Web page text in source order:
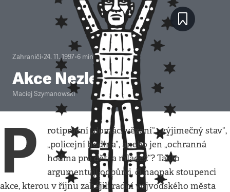
Zahraničí•24. 11. 1997•6 minut
Akce Nezletilec
Maciej Szymanowski
P
rotiprávní „domácí vězení“, „výjimečný stav“,
„policejní hodina“, anebo jen „ochranná
hodina pro děti a mládež“? Takto
argumentují odpůrci, či naopak stoupenci
akce, kterou v říjnu zahájili radní vojvodského města